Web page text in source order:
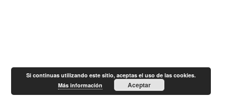
Si continuas utilizando este sitio, aceptas el uso de las cookies.
Más información
Aceptar